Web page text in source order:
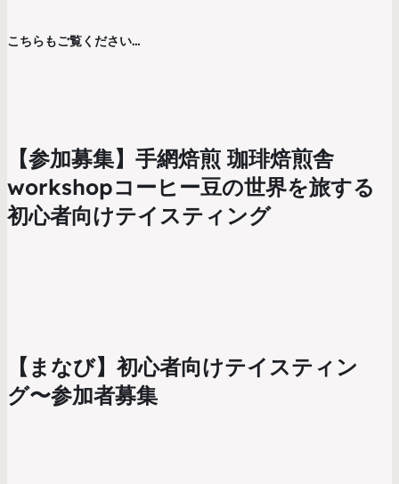
こちらもご覧ください…
【参加募集】手網焙煎 珈琲焙煎舎
workshopコーヒー豆の世界を旅する
初心者向けテイスティング
【まなび】初心者向けテイスティン
グ〜参加者募集